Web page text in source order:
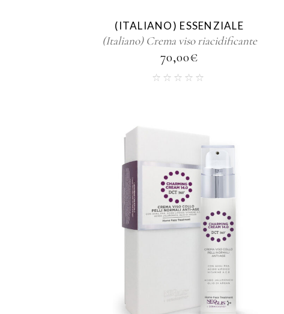
(ITALIANO) ESSENZIALE
(Italiano) Crema viso riacidificante
70,00€